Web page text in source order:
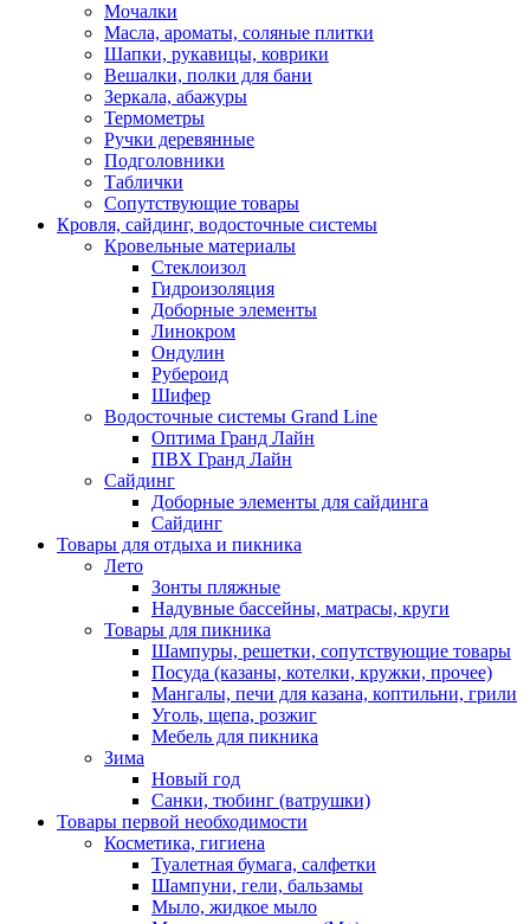
Мочалки
Масла, ароматы, соляные плитки
Шапки, рукавицы, коврики
Вешалки, полки для бани
Зеркала, абажуры
Термометры
Ручки деревянные
Подголовники
Таблички
Сопутствующие товары
Кровля, сайдинг, водосточные системы
Кровельные материалы
Стеклоизол
Гидроизоляция
Доборные элементы
Линокром
Ондулин
Рубероид
Шифер
Водосточные системы Grand Line
Оптима Гранд Лайн
ПВХ Гранд Лайн
Сайдинг
Доборные элементы для сайдинга
Сайдинг
Товары для отдыха и пикника
Лето
Зонты пляжные
Надувные бассейны, матрасы, круги
Товары для пикника
Шампуры, решетки, сопутствующие товары
Посуда (казаны, котелки, кружки, прочее)
Мангалы, печи для казана, коптильни, грили
Уголь, щепа, розжиг
Мебель для пикника
Зима
Новый год
Санки, тюбинг (ватрушки)
Товары первой необходимости
Косметика, гигиена
Туалетная бумага, салфетки
Шампуни, гели, бальзамы
Мыло, жидкое мыло